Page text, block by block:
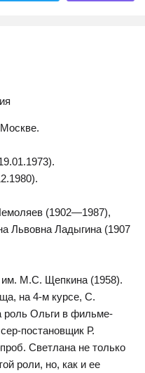
(1902—1987),
Львовна Ладыгина (1907
им. М.С. Щепкина (1958).
на 4-м курсе, С.
роль Ольги в фильме-
постановщик Р.
Светлана не только
роли, но, как и ее